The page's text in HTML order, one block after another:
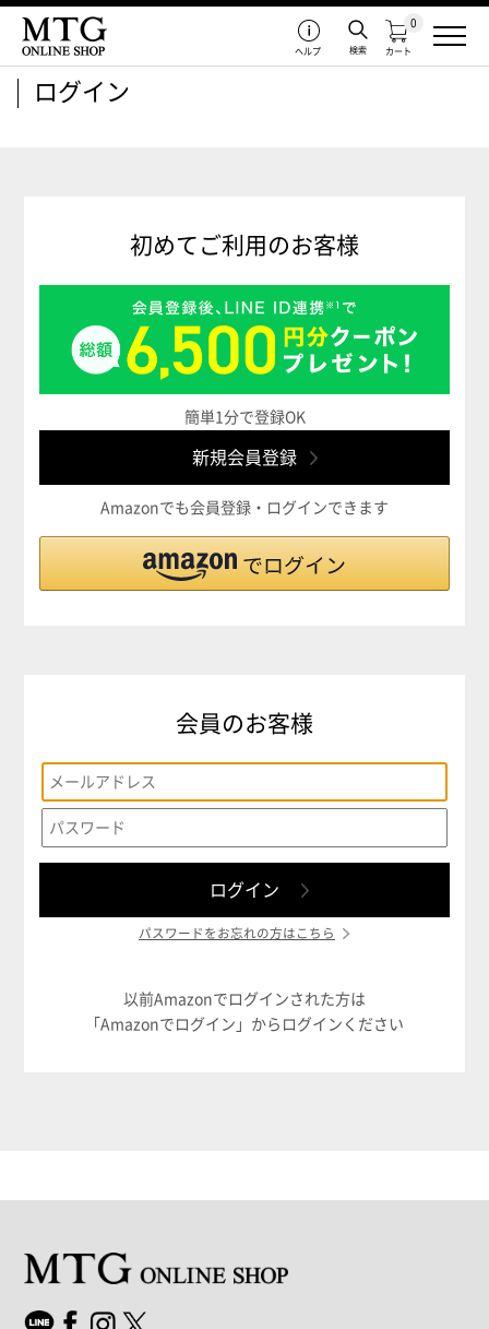
カート
0
検索
ヘルプ
ログイン
初めてご利用のお客様
簡単1分で登録OK
Amazonでも会員登録・ログインできます
会員のお客様
パスワードをお忘れの方はこちら
以前Amazonでログインされた方は
「Amazonでログイン」からログインください